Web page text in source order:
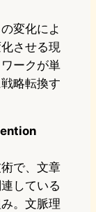
変化によ
させる現
ークが単
略転換す
で、文章
している
。文脈理